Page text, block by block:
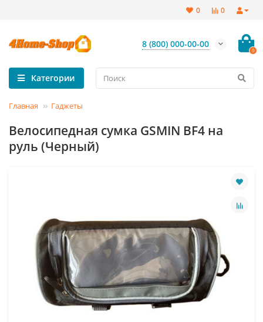
0
0
8 (800) 000-00-00
0
Категории
Главная Гаджеты
Велосипедная сумка GSMIN BF4 на
руль (Черный)